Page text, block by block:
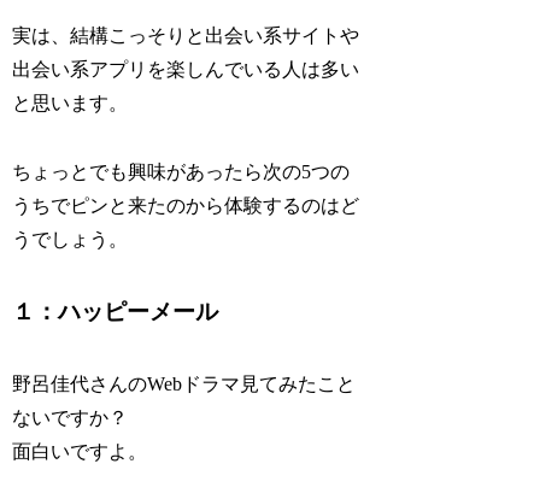
実は、結構こっそりと出会い系サイトや
出会い系アプリを楽しんでいる人は多い
と思います。
ちょっとでも興味があったら次の5つの
うちでピンと来たのから体験するのはど
うでしょう。
１：ハッピーメール
野呂佳代さんのWebドラマ見てみたこと
ないですか？
面白いですよ。